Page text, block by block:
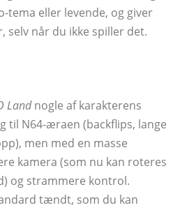
tema eller levende, og giver
selv når du ikke spiller det.
Landnogle af karakterens
til N64-æraen (backflips, lange
men med en masse
kamera (som nu kan roteres
og strammere kontrol.
tændt, som du kan